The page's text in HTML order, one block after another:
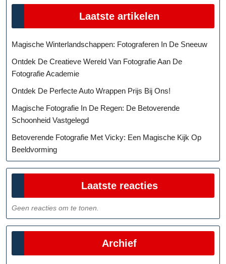
Laatste artikelen
Magische Winterlandschappen: Fotograferen In De Sneeuw
Ontdek De Creatieve Wereld Van Fotografie Aan De
Fotografie Academie
Ontdek De Perfecte Auto Wrappen Prijs Bij Ons!
Magische Fotografie In De Regen: De Betoverende
Schoonheid Vastgelegd
Betoverende Fotografie Met Vicky: Een Magische Kijk Op
Beeldvorming
Laatste reacties
Geen reacties om te tonen.
Archief